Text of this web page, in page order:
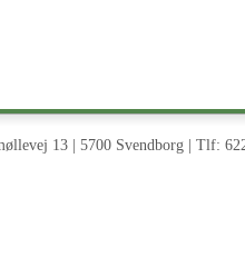
13 | 5700 Svendborg | Tlf: